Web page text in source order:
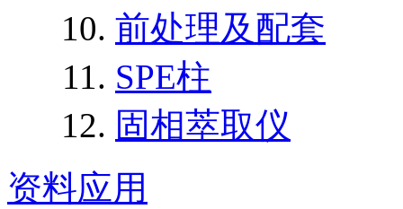
前处理及配套
SPE柱
固相萃取仪
资料应用